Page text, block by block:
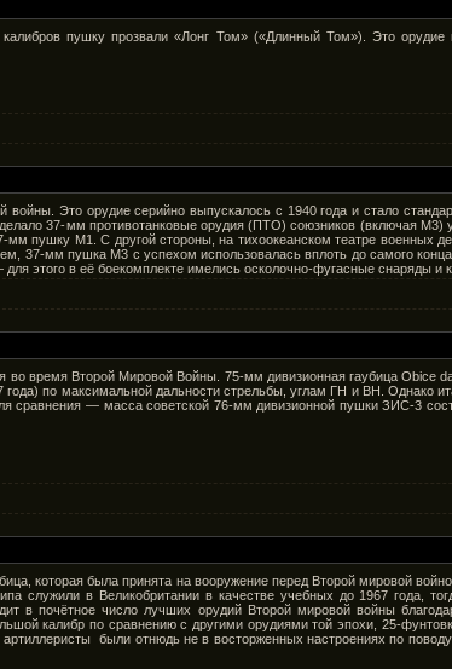
пушку прозвали «Лонг Том» («Длинный Том»). Это орудие
Это орудие серийно выпускалось с 1940 года и стало
37-мм противотанковые орудия (ПТО) союзников (включая M3)
пушку M1. С другой стороны, на тихоокеанском театре военных
37-мм пушка M3 с успехом использовалась вплоть до самого
этого в её боекомплекте имелись осколочно-фугасные снаряды и
во время Второй Мировой Войны. 75-мм дивизионная гаубица Obice
по максимальной дальности стрельбы, углам ГН и ВН. Однако
— масса советской 76-мм дивизионной пушки ЗИС-3
которая была принята на вооружение перед Второй мировой
служили в Великобритании в качестве учебных до 1967 года,
в почётное число лучших орудий Второй мировой войны
калибр по сравнению с другими орудиями той эпохи, 25-
были отнюдь не в восторженных настроениях по